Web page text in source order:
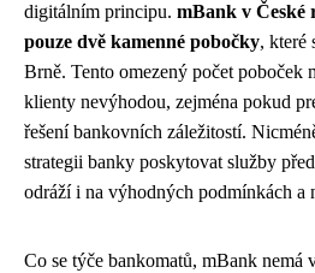
digitálním principu. mBank v České
pouze dvě kamenné pobočky, které
Brně. Tento omezený počet poboček
klienty nevýhodou, zejména pokud
řešení bankovních záležitostí.
strategii banky poskytovat služby
odráží i na výhodných podmínkách a
Co se týče bankomatů, mBank nemá